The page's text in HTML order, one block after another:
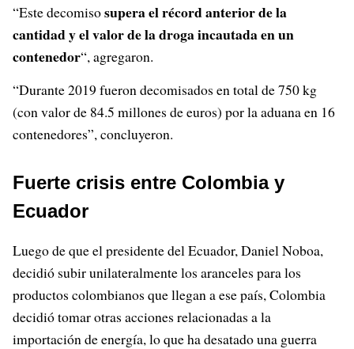
“Este decomisosupera el récord anterior de la
cantidad y el valor de la droga incautada en un
contenedor“, agregaron.
“Durante 2019 fueron decomisados en total de 750 kg
(con valor de 84.5 millones de euros) por la aduana en 16
contenedores”, concluyeron.
Fuerte crisis entre Colombia y
Ecuador
Luego de que el presidente del Ecuador, Daniel Noboa,
decidió subir unilateralmente los aranceles para los
productos colombianos que llegan a ese país, Colombia
decidió tomar otras acciones relacionadas a la
importación de energía, lo que ha desatado una guerra